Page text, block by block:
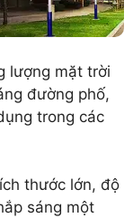
lượng mặt trời
đường phố,
trong các
thước lớn, độ
sáng một